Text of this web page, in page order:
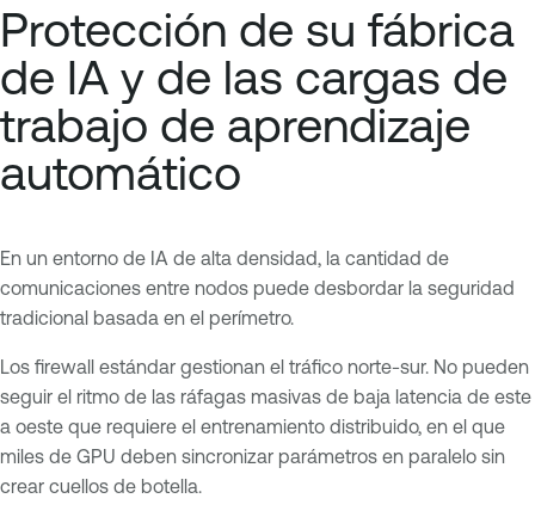
Protección de su fábrica
de IA y de las cargas de
trabajo de aprendizaje
automático
En un entorno de IA de alta densidad, la cantidad de
comunicaciones entre nodos puede desbordar la seguridad
tradicional basada en el perímetro.
Los firewall estándar gestionan el tráfico norte-sur. No pueden
seguir el ritmo de las ráfagas masivas de baja latencia de este
a oeste que requiere el entrenamiento distribuido, en el que
miles de GPU deben sincronizar parámetros en paralelo sin
crear cuellos de botella.